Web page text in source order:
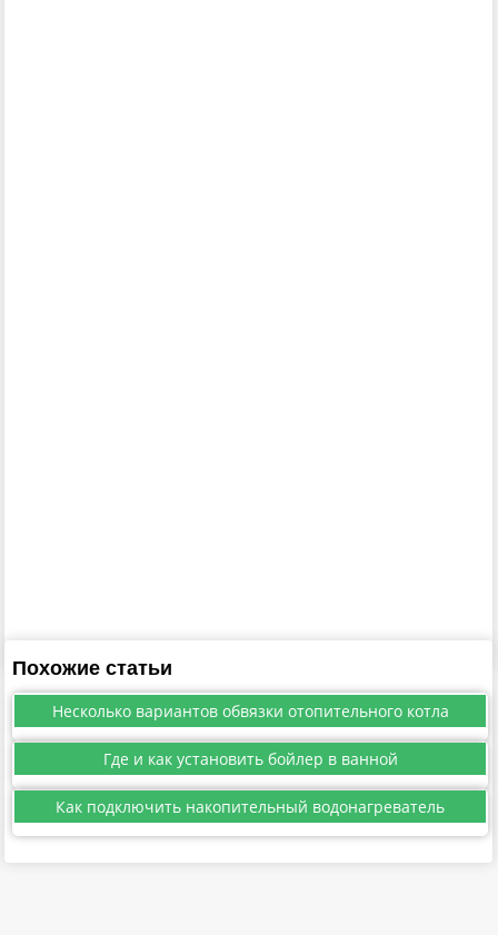
Похожие статьи
Несколько вариантов обвязки отопительного котла
Где и как установить бойлер в ванной
Как подключить накопительный водонагреватель